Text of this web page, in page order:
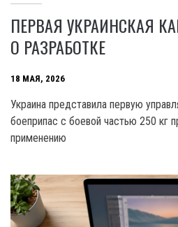
ПЕРВАЯ УКРАИНСКАЯ
О РАЗРАБОТКЕ
18 МАЯ, 2026
Украина представила первую
боеприпас с боевой частью 250 кг
применению